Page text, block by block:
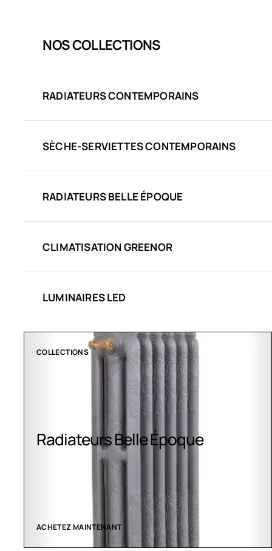
NOS COLLECTIONS
RADIATEURS CONTEMPORAINS
SÈCHE-SERVIETTES CONTEMPORAINS
RADIATEURS BELLE ÉPOQUE
CLIMATISATION GREENOR
LUMINAIRES LED
CLIMATISATION GREENOR
Climatisation Greenor
VOIR LES CRÉATIONS